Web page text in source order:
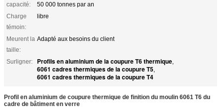
capacité:
50 000 tonnes par an
Charge
témoin:
libre
Meurent la
taille:
Adapté aux besoins du client
Surligner: Profils en aluminium de la coupure T6 thermique,
6061 cadres thermiques de la coupure T5,
6061 cadres thermiques de la coupure T4
Profil en aluminium de coupure thermique de finition du moulin 6061 T6 du
cadre de bâtiment en verre